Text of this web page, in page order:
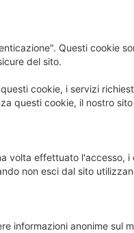
Questi cookie
del sito.
cookie, i servizi
questi cookie, il nostro
volta effettuato l'accesso,
non esci dal sito
informazioni anonime sul